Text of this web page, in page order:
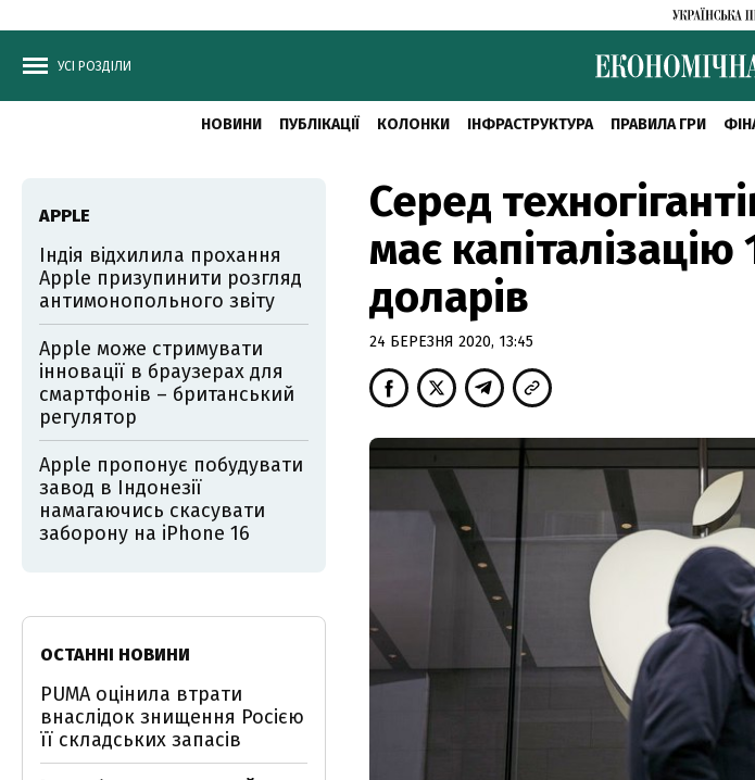
УСІ РОЗДІЛИ
НОВИНИ ПУБЛІКАЦІЇ КОЛОНКИ ІНФРАСТРУКТУРА ПРАВИЛА ГРИ
Серед
має
доларів
24 БЕРЕЗНЯ 2020, 13:45
АPPLE
Індія відхилила прохання
Apple призупинити розгляд
антимонопольного звіту
Apple може стримувати
інновації в браузерах для
смартфонів – британський
регулятор
Apple пропонує побудувати
завод в Індонезії
намагаючись скасувати
заборону на iPhone 16
ОСТАННІ НОВИНИ
PUMA оцінила втрати
внаслідок знищення Росією
її складських запасів